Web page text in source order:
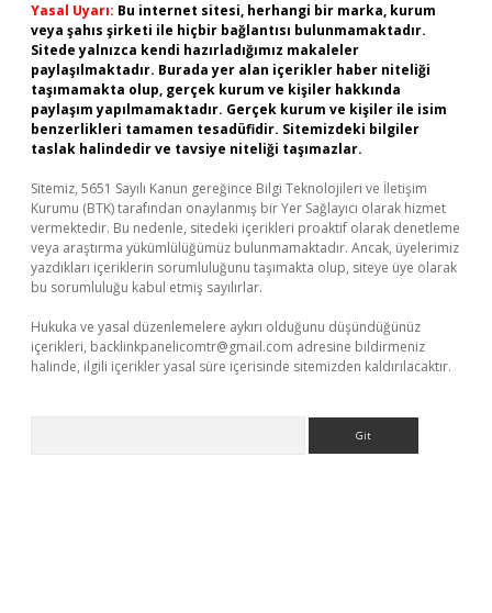
Yasal Uyarı: Bu internet sitesi, herhangi bir marka, kurum
veya şahıs şirketi ile hiçbir bağlantısı bulunmamaktadır.
Sitede yalnızca kendi hazırladığımız makaleler
paylaşılmaktadır. Burada yer alan içerikler haber niteliği
taşımamakta olup, gerçek kurum ve kişiler hakkında
paylaşım yapılmamaktadır. Gerçek kurum ve kişiler ile isim
benzerlikleri tamamen tesadüfidir. Sitemizdeki bilgiler
taslak halindedir ve tavsiye niteliği taşımazlar.
Sitemiz, 5651 Sayılı Kanun gereğince Bilgi Teknolojileri ve İletişim
Kurumu (BTK) tarafından onaylanmış bir Yer Sağlayıcı olarak hizmet
vermektedir. Bu nedenle, sitedeki içerikleri proaktif olarak denetleme
veya araştırma yükümlülüğümüz bulunmamaktadır. Ancak, üyelerimiz
yazdıkları içeriklerin sorumluluğunu taşımakta olup, siteye üye olarak
bu sorumluluğu kabul etmiş sayılırlar.
Hukuka ve yasal düzenlemelere aykırı olduğunu düşündüğünüz
içerikleri, backlinkpanelicomtr@gmail.com adresine bildirmeniz
halinde, ilgili içerikler yasal süre içerisinde sitemizden kaldırılacaktır.